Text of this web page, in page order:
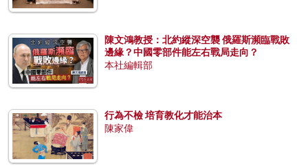
陳文鴻教授：北約縱深空襲 俄羅斯瀕臨戰敗
邊緣？中國零部件能左右戰局走向？
本社編輯部
行為不檢 培育教化才能治本
陳家偉